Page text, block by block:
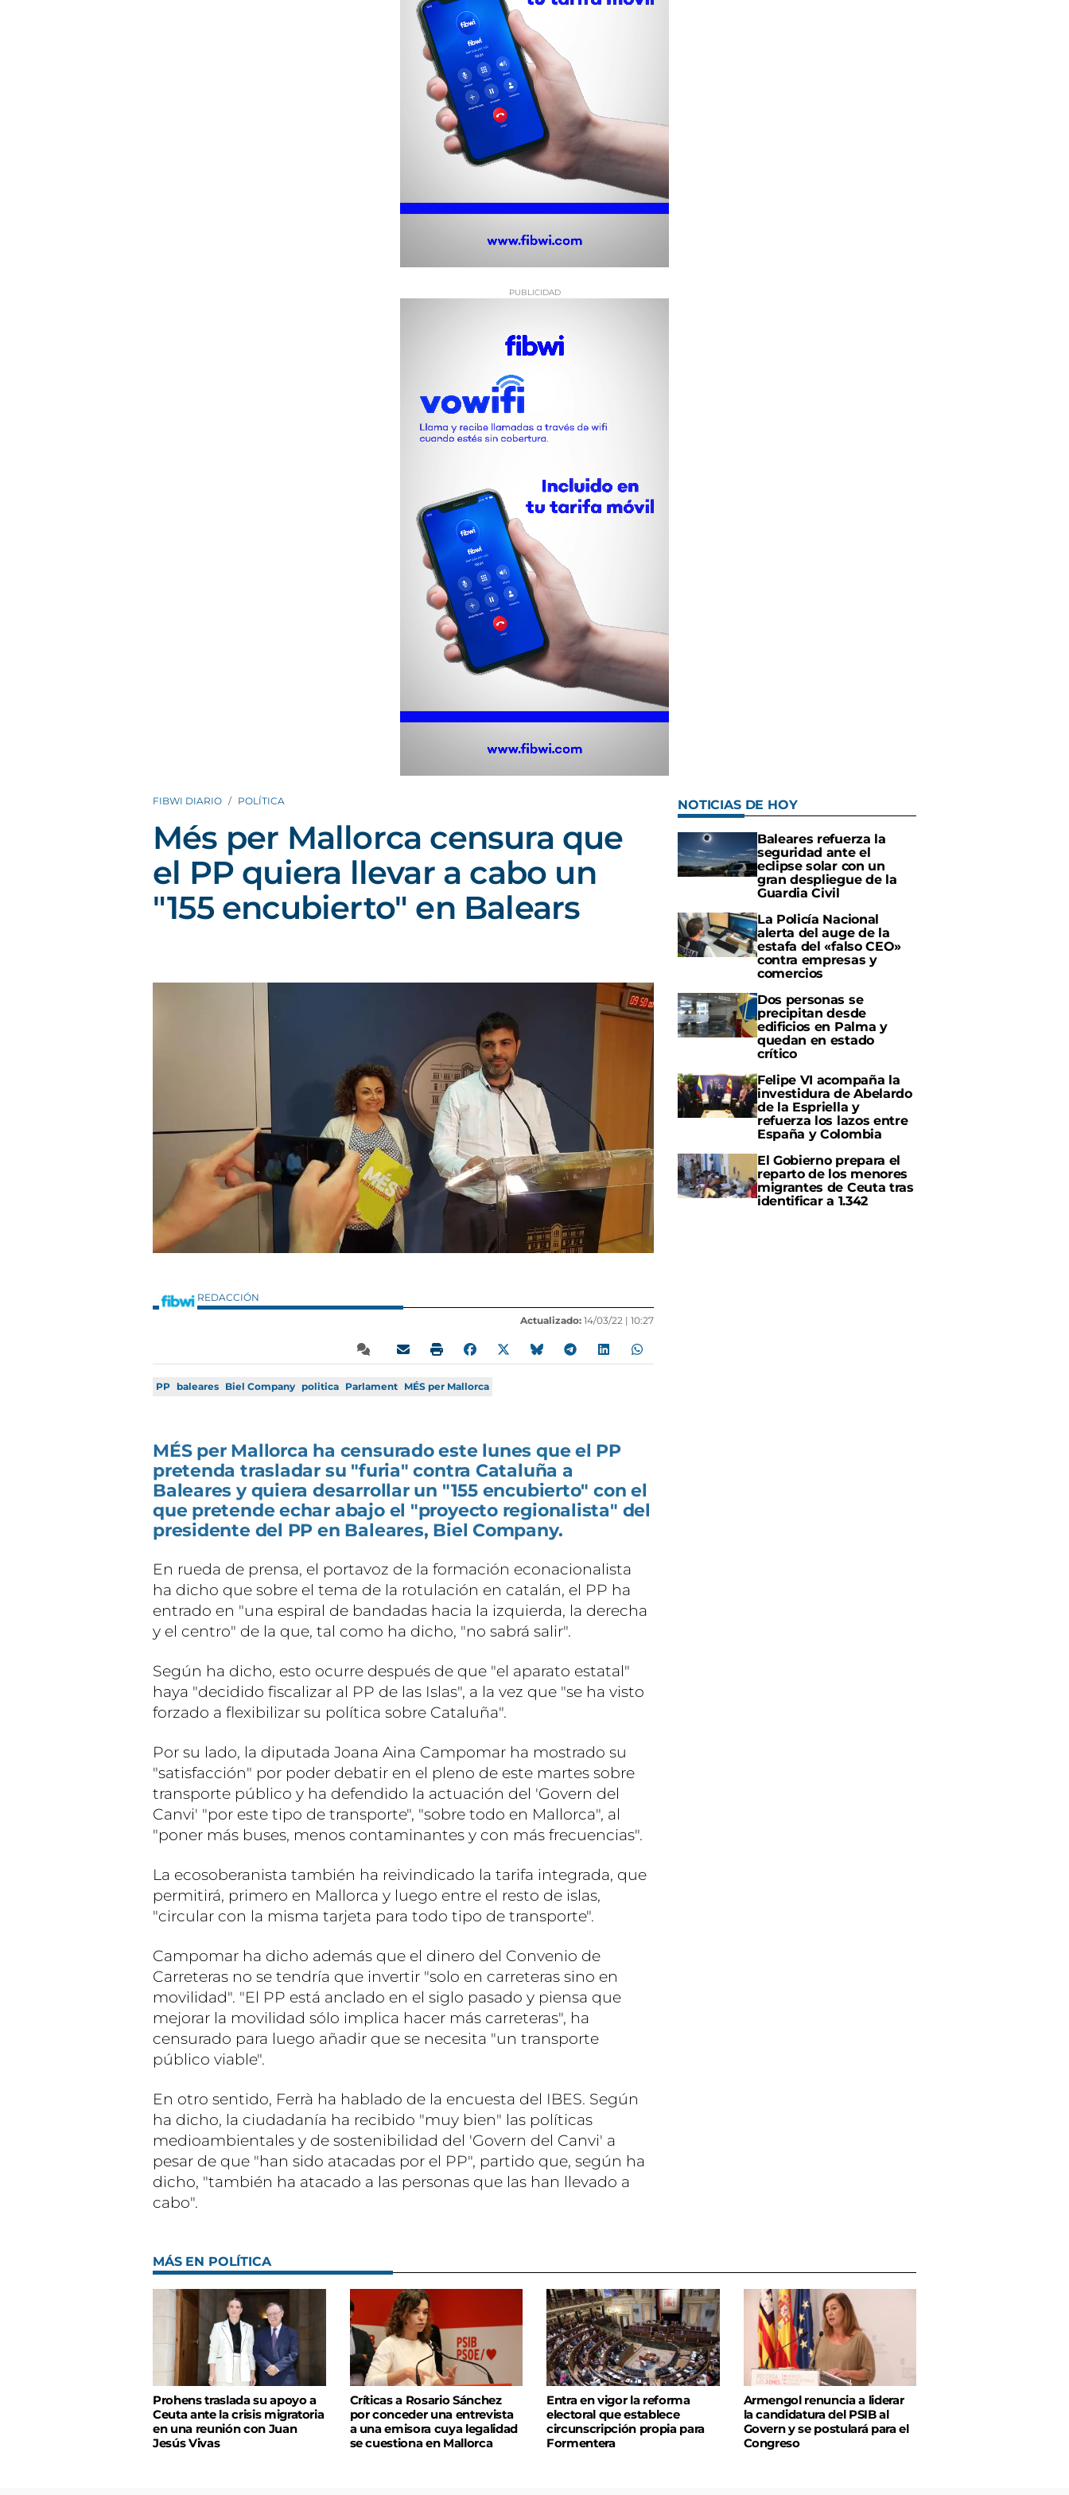
FIBWI DIARIO POLÍTICA
Més per Mallorca censura que
el PP quiera llevar a cabo un
"155 encubierto" en Balears
REDACCIÓN
Actualizado: 14/03/22 | 10:27
PP baleares Biel Company politica Parlament MÉS per Mallorca
MÉS per Mallorca ha censurado este lunes que el PP
pretenda trasladar su "furia" contra Cataluña a
Baleares y quiera desarrollar un "155 encubierto" con el
que pretende echar abajo el "proyecto regionalista" del
presidente del PP en Baleares, Biel Company.
En rueda de prensa, el portavoz de la formación econacionalista
ha dicho que sobre el tema de la rotulación en catalán, el PP ha
entrado en "una espiral de bandadas hacia la izquierda, la derecha
y el centro" de la que, tal como ha dicho, "no sabrá salir".
Según ha dicho, esto ocurre después de que "el aparato estatal"
haya "decidido fiscalizar al PP de las Islas", a la vez que "se ha visto
forzado a flexibilizar su política sobre Cataluña".
Por su lado, la diputada Joana Aina Campomar ha mostrado su
"satisfacción" por poder debatir en el pleno de este martes sobre
transporte público y ha defendido la actuación del 'Govern del
Canvi' "por este tipo de transporte", "sobre todo en Mallorca", al
"poner más buses, menos contaminantes y con más frecuencias".
La ecosoberanista también ha reivindicado la tarifa integrada, que
permitirá, primero en Mallorca y luego entre el resto de islas,
"circular con la misma tarjeta para todo tipo de transporte".
Campomar ha dicho además que el dinero del Convenio de
Carreteras no se tendría que invertir "solo en carreteras sino en
movilidad". "El PP está anclado en el siglo pasado y piensa que
mejorar la movilidad sólo implica hacer más carreteras", ha
censurado para luego añadir que se necesita "un transporte
público viable".
En otro sentido, Ferrà ha hablado de la encuesta del IBES. Según
ha dicho, la ciudadanía ha recibido "muy bien" las políticas
medioambientales y de sostenibilidad del 'Govern del Canvi' a
pesar de que "han sido atacadas por el PP", partido que, según ha
dicho, "también ha atacado a las personas que las han llevado a
cabo".
NOTICIAS DE HOY
Baleares refuerza la
seguridad ante el
eclipse solar con un
gran despliegue de la
Guardia Civil
La Policía Nacional
alerta del auge de la
estafa del «falso CEO»
contra empresas y
comercios
Dos personas se
precipitan desde
edificios en Palma y
quedan en estado
crítico
Felipe VI acompaña la
investidura de Abelardo
de la Espriella y
refuerza los lazos entre
España y Colombia
El Gobierno prepara el
reparto de los menores
migrantes de Ceuta tras
identificar a 1.342
MÁS EN POLÍTICA
Prohens traslada su apoyo a
Ceuta ante la crisis migratoria
en una reunión con Juan
Jesús Vivas
Críticas a Rosario Sánchez
por conceder una entrevista
a una emisora cuya legalidad
se cuestiona en Mallorca
Entra en vigor la reforma
electoral que establece
circunscripción propia para
Formentera
Armengol renuncia a liderar
la candidatura del PSIB al
Govern y se postulará para el
Congreso